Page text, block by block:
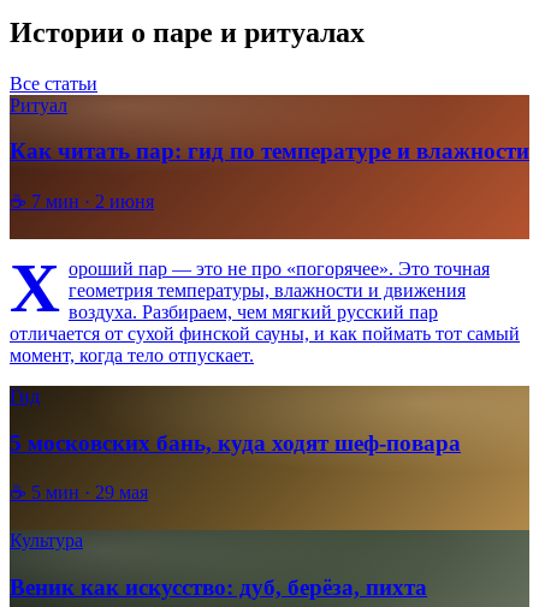
Истории о паре и ритуалах
Все статьи
Ритуал
Как читать пар: гид по температуре и влажности
☕ 7 мин · 2 июня
Х ороший пар — это не про «погорячее». Это точная
геометрия температуры, влажности и движения
воздуха. Разбираем, чем мягкий русский пар
отличается от сухой финской сауны, и как поймать тот самый
момент, когда тело отпускает.
Гид
5 московских бань, куда ходят шеф-повара
☕ 5 мин · 29 мая
Культура
Веник как искусство: дуб, берёза, пихта